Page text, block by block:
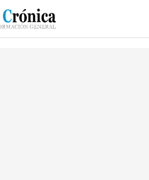
ESPECIALES DEPORTES